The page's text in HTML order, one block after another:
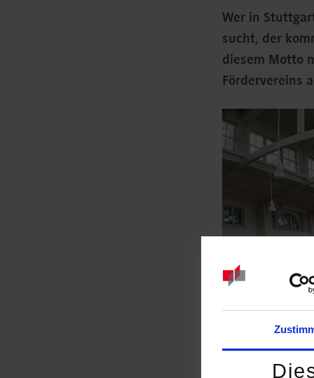
Wer in
sucht, der
diesem Motto
Fördervereins